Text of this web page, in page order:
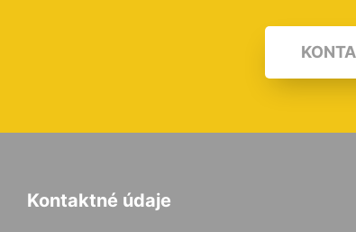
Kontaktné údaje